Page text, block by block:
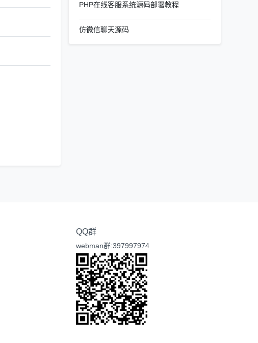
PHP在线客服系统源码部署教程
仿微信聊天源码
QQ群
webman群:397997974